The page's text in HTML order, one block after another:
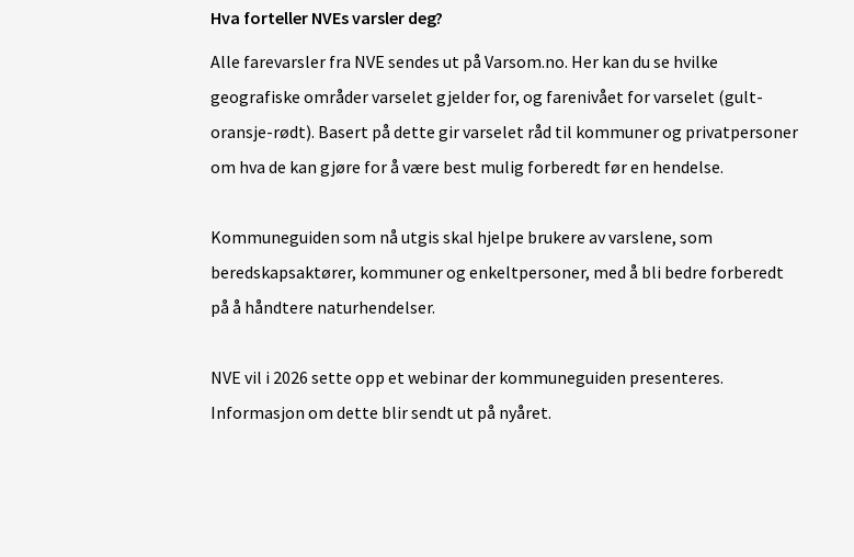
Hva forteller NVEs varsler deg?
Alle farevarsler fra NVE sendes ut på Varsom.no. Her kan du se hvilke
geografiske områder varselet gjelder for, og farenivået for varselet (gult-
oransje-rødt). Basert på dette gir varselet råd til kommuner og privatpersoner
om hva de kan gjøre for å være best mulig forberedt før en hendelse.
Kommuneguiden som nå utgis skal hjelpe brukere av varslene, som
beredskapsaktører, kommuner og enkeltpersoner, med å bli bedre forberedt
på å håndtere naturhendelser.
NVE vil i 2026 sette opp et webinarder kommuneguiden presenteres.
Informasjon om dette blir sendt ut på nyåret.